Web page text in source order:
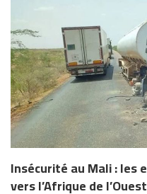
Insécurité au Mali : les
vers l’Afrique de